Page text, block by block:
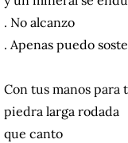
. No alcanzo
. Apenas puedo
Con tus manos para
piedra larga rodada
que canto